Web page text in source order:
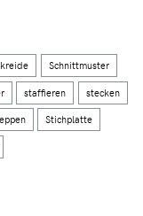
Schnittmuster
staffieren stecken
Stichplatte